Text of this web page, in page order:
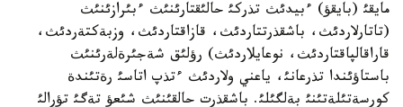
مايقئ (بايقؤ) ءبيدئث تذركئ حالئقتارئنئث ءبئرازئنئث
(تاتارلاردئث، باشقذرتتاردئث، قازاقتاردئث، وزبةكتةردئث،
قاراقالپاقتاردئث، نوعايلاردئث) رؤلئق شةجئرةلةرئنئث
باستاؤئندا تذرعانئ، ياعني ولاردئث ءتذپ اتاسئ رةتئندة
كورسةتئلةتئنئ بةلگئلئ. باشقذرت حالقئنئث شئعؤ تةگئ تؤرالئ